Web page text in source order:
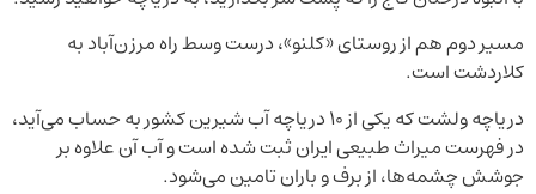
مسیر دوم هم از روستای «کلنو»، درست وسط راه مرزن‌آباد به
کلاردشت است.
دریاچه ولشت که یکی از ۱۰ دریاچه آب شیرین کشور به حساب می‌آید،
در فهرست میراث طبیعی ایران ثبت شده است و آب آن علاوه بر
جوشش چشمه‌ها، از برف و باران تامین می‌شود.